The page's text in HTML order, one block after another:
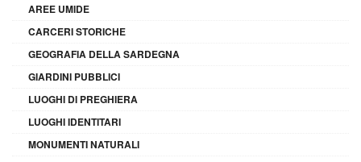
AREE UMIDE
CARCERI STORICHE
GEOGRAFIA DELLA SARDEGNA
GIARDINI PUBBLICI
LUOGHI DI PREGHIERA
LUOGHI IDENTITARI
MONUMENTI NATURALI